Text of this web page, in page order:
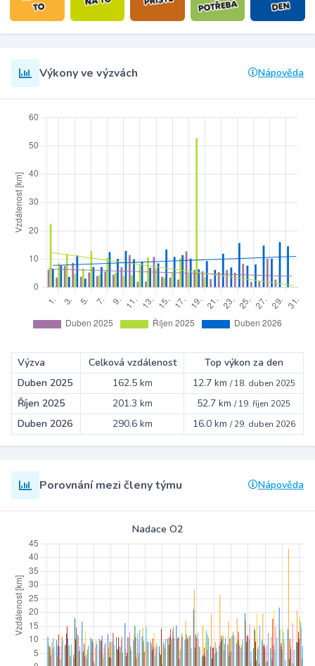
Výkony ve výzvách Nápověda
Výzva Celková vzdálenost
Top výkon za den
Duben 2025
162.5 km 12.7 km /18. duben 2025
Říjen 2025 201.3 km 52.7 km /19. říjen 2025
Duben 2026 290.6 km 16.0 km /29. duben 2026
Porovnání mezi členy týmu Nápověda
Nadace O2